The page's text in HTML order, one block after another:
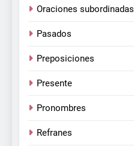
Oraciones subordinadas
Pasados
Preposiciones
Presente
Pronombres
Refranes